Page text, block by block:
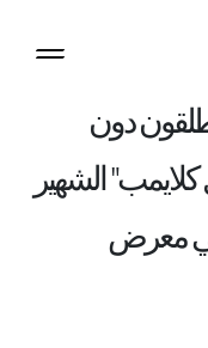
دون
الشهير
في معرض